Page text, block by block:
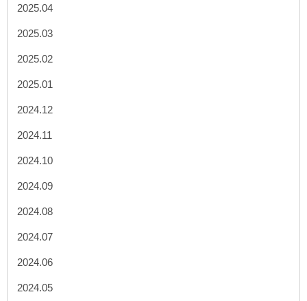
2025.04
2025.03
2025.02
2025.01
2024.12
2024.11
2024.10
2024.09
2024.08
2024.07
2024.06
2024.05